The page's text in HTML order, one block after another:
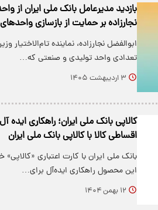
بازدید مدیرعامل بانک ملی ایران از
نجارزاده بر حمایت از بازسازی
ابوالفضل نجارزاده، نماینده
تعدادی واحد تولیدی و صنعتی که…
۳ اردیبهشت ۱۴۰۵
کالاپی بانک ملی ایران؛ راهکاری ایده
اقساطی کالا با کالاپی بانک ملی ایران
بانک ملی ایران با کارت اعتباری
این محصول راهکاری ایده‌آل برای…
۱۲ بهمن ۱۴۰۴